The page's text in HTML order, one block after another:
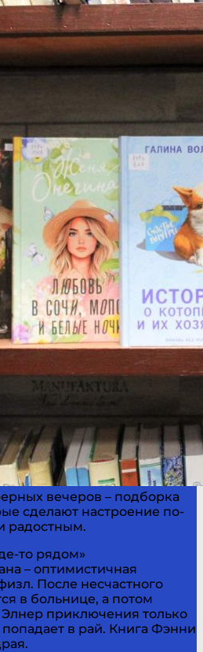
вечеров – подборка
сделают настроение по-
радостным.
то рядом»
– оптимистичная
После несчастного
в больнице, а потом
приключения только
в рай. Книга Фэнни